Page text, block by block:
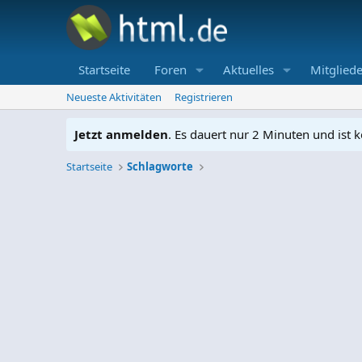
Startseite Foren Aktuelles
Neueste Aktivitäten Registrieren
Jetzt anmelden. Es dauert nur 2 Minuten und ist
Startseite Schlagworte